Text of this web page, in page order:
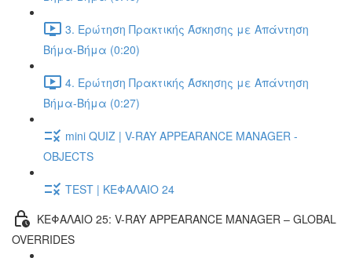
3. Ερώτηση Πρακτικής Άσκησης με Απάντηση
Βήμα-Βήμα (0:20)
4. Ερώτηση Πρακτικής Άσκησης με Απάντηση
Βήμα-Βήμα (0:27)
mini QUIZ | V-RAY APPEARANCE MANAGER -
OBJECTS
TEST | ΚΕΦΑΛΑΙΟ 24
ΚΕΦΑΛΑΙΟ 25: V-RAY APPEARANCE MANAGER – GLOBAL
OVERRIDES